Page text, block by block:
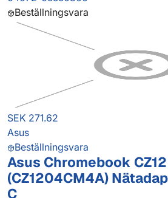
Beställningsvara
SEK 271.62
Asus
Beställningsvara
Asus Chromebook CZ12
(CZ1204CM4A)
C